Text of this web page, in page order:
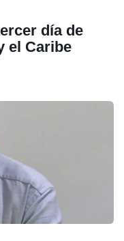
día de
el Caribe